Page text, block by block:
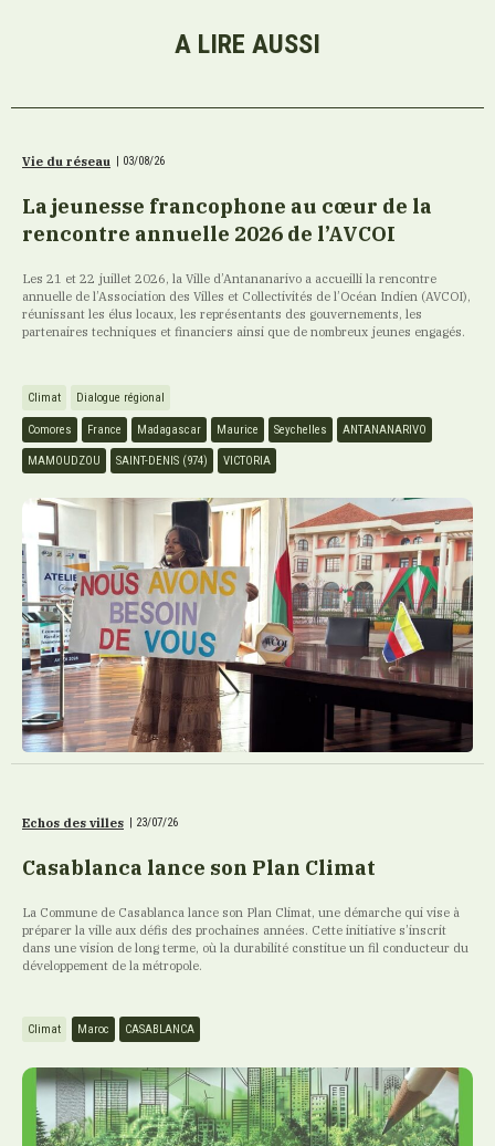
A LIRE AUSSI
Vie du réseau | 03/08/26
La jeunesse francophone au cœur de la
rencontre annuelle 2026 de l’AVCOI
Les 21 et 22 juillet 2026, la Ville d’Antananarivo a accueilli la rencontre
annuelle de l’Association des Villes et Collectivités de l’Océan Indien (AVCOI),
réunissant les élus locaux, les représentants des gouvernements, les
partenaires techniques et financiers ainsi que de nombreux jeunes engagés.
Climat Dialogue régional
Comores France Madagascar Maurice Seychelles ANTANANARIVO
MAMOUDZOU SAINT-DENIS (974) VICTORIA
Echos des villes | 23/07/26
Casablanca lance son Plan Climat
La Commune de Casablanca lance son Plan Climat, une démarche qui vise à
préparer la ville aux défis des prochaines années. Cette initiative s’inscrit
dans une vision de long terme, où la durabilité constitue un fil conducteur du
développement de la métropole.
Climat Maroc CASABLANCA